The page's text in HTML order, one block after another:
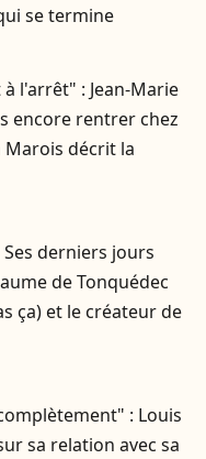
se termine
l'arrêt" : Jean-Marie
encore rentrer chez
Marois décrit la
derniers jours
de Tonquédec
ça) et le créateur de
: Louis
sa relation avec sa